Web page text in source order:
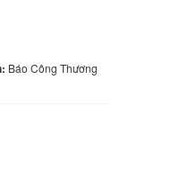
Báo Công Thương